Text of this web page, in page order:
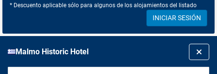
* Descuento aplicable sólo para algunos de los alojamientos del listado
INICIAR SESIÓN
Malmo Historic Hotel